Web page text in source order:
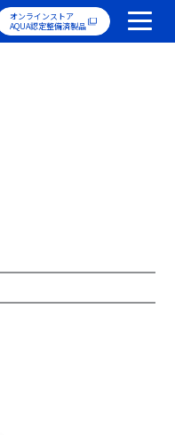
オンラインストア
AQUA認定整備済製品